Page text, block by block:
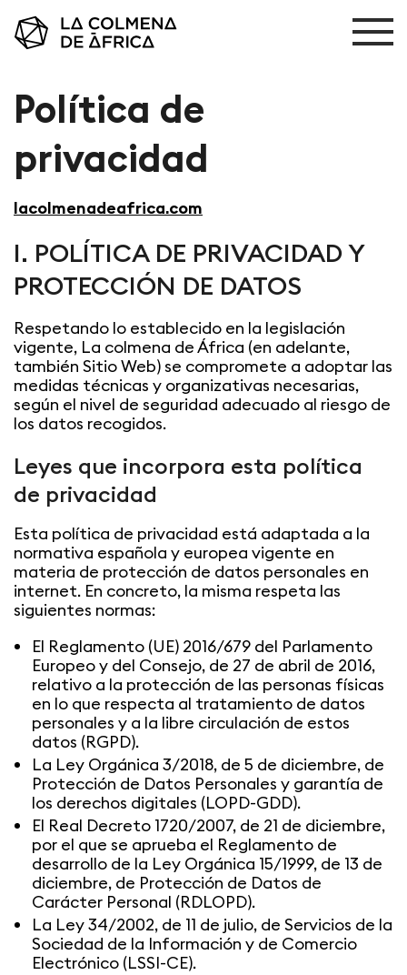
Política de
privacidad
lacolmenadeafrica.com
I. POLÍTICA DE PRIVACIDAD Y
PROTECCIÓN DE DATOS
Respetando lo establecido en la legislación
vigente, La colmena de África (en adelante,
también Sitio Web) se compromete a adoptar las
medidas técnicas y organizativas necesarias,
según el nivel de seguridad adecuado al riesgo de
los datos recogidos.
Leyes que incorpora esta política
de privacidad
Esta política de privacidad está adaptada a la
normativa española y europea vigente en
materia de protección de datos personales en
internet. En concreto, la misma respeta las
siguientes normas:
El Reglamento (UE) 2016/679 del Parlamento
Europeo y del Consejo, de 27 de abril de 2016,
relativo a la protección de las personas físicas
en lo que respecta al tratamiento de datos
personales y a la libre circulación de estos
datos (RGPD).
La Ley Orgánica 3/2018, de 5 de diciembre, de
Protección de Datos Personales y garantía de
los derechos digitales (LOPD-GDD).
El Real Decreto 1720/2007, de 21 de diciembre,
por el que se aprueba el Reglamento de
desarrollo de la Ley Orgánica 15/1999, de 13 de
diciembre, de Protección de Datos de
Carácter Personal (RDLOPD).
La Ley 34/2002, de 11 de julio, de Servicios de la
Sociedad de la Información y de Comercio
Electrónico (LSSI-CE).